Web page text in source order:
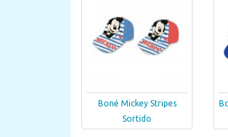
Boné Mickey Stripes
Sortido